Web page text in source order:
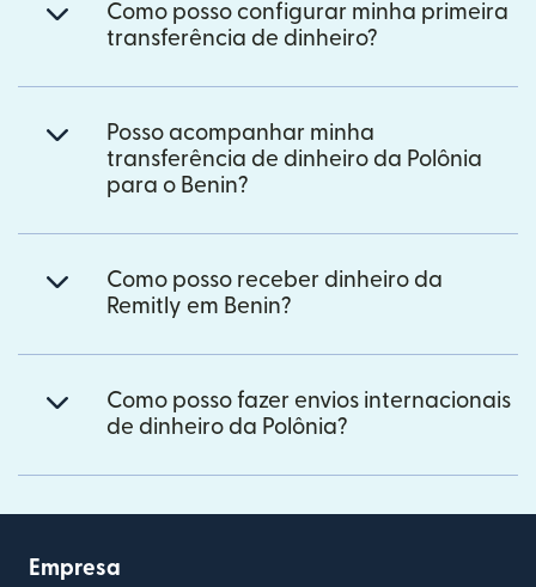
Como posso configurar minha primeira
transferência de dinheiro?
Posso acompanhar minha
transferência de dinheiro da Polônia
para o Benin?
Como posso receber dinheiro da
Remitly em Benin?
Como posso fazer envios internacionais
de dinheiro da Polônia?
Empresa